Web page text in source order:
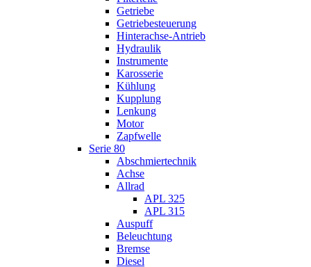
Getriebe
Getriebesteuerung
Hinterachse-Antrieb
Hydraulik
Instrumente
Karosserie
Kühlung
Kupplung
Lenkung
Motor
Zapfwelle
Serie 80
Abschmiertechnik
Achse
Allrad
APL 325
APL 315
Auspuff
Beleuchtung
Bremse
Diesel